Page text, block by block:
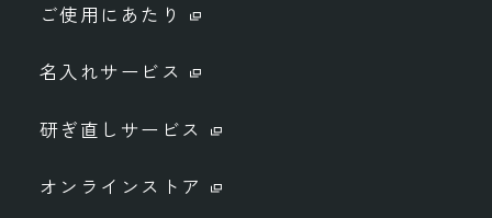
ご使用にあたり
名入れサービス
研ぎ直しサービス
オンラインストア